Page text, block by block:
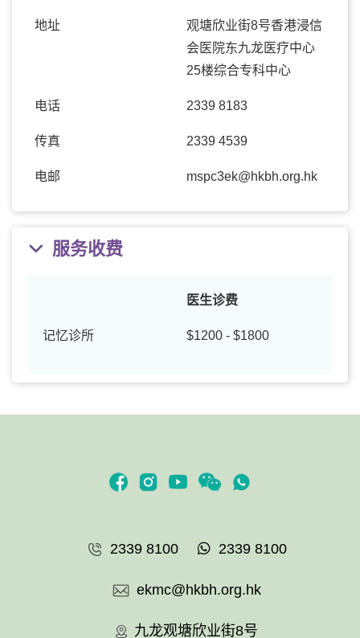
地址
观塘欣业街8号香港浸信
会医院东九龙医疗中心
25楼综合专科中心
电话 2339 8183
传真 2339 4539
电邮 mspc3ek@hkbh.org.hk
服务收费
医生诊费
记忆诊所 $1200 - $1800
2339 8100 2339 8100
ekmc@hkbh.org.hk
九龙观塘欣业街8号